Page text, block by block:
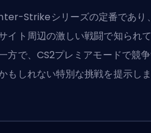
Strikeシリーズの定番であり
イト周辺の激しい戦闘で知られ
方で、CS2プレミアモードで競
しれない特別な挑戦を提示しま